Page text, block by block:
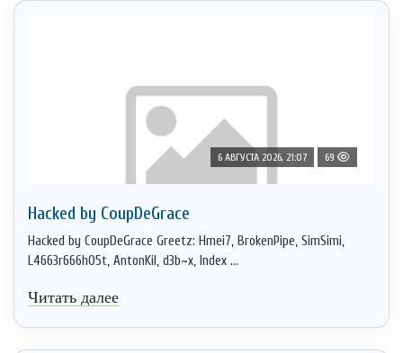
6 АВГУСТА 2026, 21:07 69
Hacked by CoupDeGrace
Hacked by CoupDeGrace Greetz: Hmei7, BrokenPipe, SimSimi,
L4663r666h05t, AntonKil, d3b~x, Index ...
Читать далее